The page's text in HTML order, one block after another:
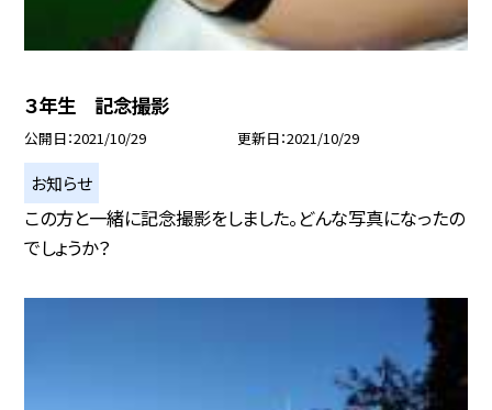
３年生 記念撮影
公開日 2021/10/29 更新日 2021/10/29
お知らせ
この方と一緒に記念撮影をしました。どんな写真になったの
でしょうか？